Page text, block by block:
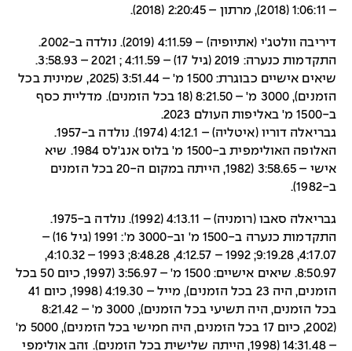
– 1:06:11 (2018), מרתון – 2:20:45 (2018).
דיריבה וולטג'י (אתיופיה) – 4:11.59 (2019). נולדה ב-2002.
התקדמות כנערה: 2019 (גיל 17) – 4:11.59 ; 2021 – 3:58.93.
שיאים אישיים כבוגרת: 1500 מ' – 3:51.44 (2025, שמינית בכל
הזמנים), 3000 מ' – 8:21.50 (18 בכל הזמנים). מדליית כסף
ב-1500 מ' באליפות העולם 2023.
גבריאלה דוריו (איטליה) – 4:12.1 (1974). נולדה ב-1957.
האלופה האולימפית ב-1500 מ' בלוס אנג'לס 1984. שיא
אישי – 3:58.65 (1982, הייתה במקום ה-20 בכל הזמנים
ב-1982).
גבריאלה סאבו (רומניה) – 4:13.11 (1992). נולדה ב-1975.
התקדמות כנערה ב-1500 מ' וב-3000 מ': 1991 (גיל 16) –
4:17.07, 9:19.28; 1992 – 4:12.57, 8:48.28; 1993 – 4:10.32,
8:50.97. שיאים אישיים: 1500 מ' – 3:56.97 (1997, כיום 50 בכל
הזמנים, היה 23 בכל הזמנים), מייל – 4:19.30 (1998, כיום 41
בכל הזמנים, היה תשיעי בכל הזמנים), 3000 מ' – 8:21.42
(2002, כיום 17 בכל הזמנים, היה חמישי בכל הזמנים), 5000 מ'
– 14:31.48 (1998, הייתה שלישית בכל הזמנים). זהב אולימפי